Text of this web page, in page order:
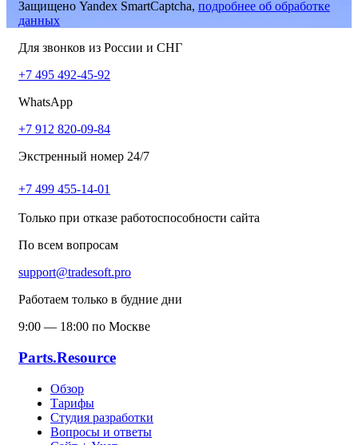
Защищено Yandex SmartCaptcha, подробнее об обработке
данных
Для звонков из России и СНГ
+7 495 492-45-92
WhatsApp
+7 912 820-09-84
Экстренный номер 24/7
+7 499 455-14-01
Только при отказе работоспособности сайта
По всем вопросам
support@tradesoft.pro
Работаем только в будние дни
9:00 — 18:00 по Москве
Parts.Resource
Обзор
Тарифы
Студия разработки
Вопросы и ответы